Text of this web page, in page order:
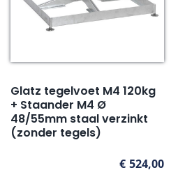
Glatz tegelvoet M4 120kg
+ Staander M4 Ø
48/55mm staal verzinkt
(zonder tegels)
€ 524,00